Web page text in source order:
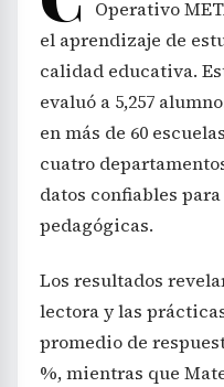
Operativo
el aprendizaje de
calidad educativa.
evaluó a 5,257
en más de 60
cuatro
datos confiables
pedagógicas.
Los resultados
lectora y las
promedio de
%, mientras que